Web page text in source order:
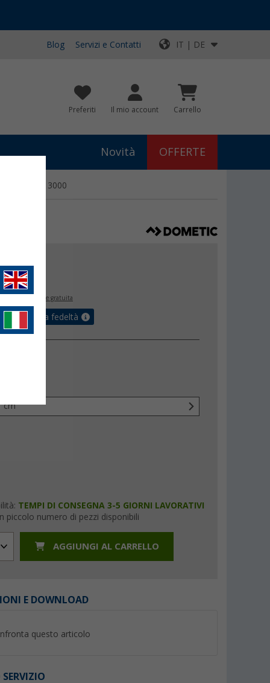
Blog Servizi e Contatti IT | DE
Preferiti Il mio account Carrello
Novità OFFERTE
Rastrollo 3000
00€
spedizione gratuita
tua carta fedeltà
cm
TEMPI DI CONSEGNA 3-5 GIORNI LAVORATIVI
piccolo numero di pezzi disponibili
AGGIUNGI AL CARRELLO
E DOWNLOAD
questo articolo